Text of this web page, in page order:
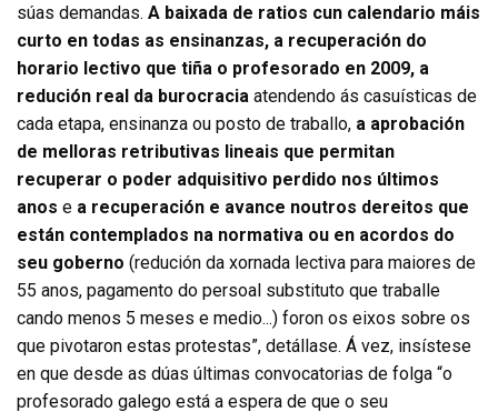
súas demandas. A baixada de ratios cun calendario máis
curto en todas as ensinanzas, a recuperación do
horario lectivo que tiña o profesorado en 2009, a
redución real da burocracia atendendo ás casuísticas de
cada etapa, ensinanza ou posto de traballo, a aprobación
de melloras retributivas lineais que permitan
recuperar o poder adquisitivo perdido nos últimos
anos e a recuperación e avance noutros dereitos que
están contemplados na normativa ou en acordos do
seu goberno (redución da xornada lectiva para maiores de
55 anos, pagamento do persoal substituto que traballe
cando menos 5 meses e medio...) foron os eixos sobre os
que pivotaron estas protestas”, detállase. Á vez, insístese
en que desde as dúas últimas convocatorias de folga “o
profesorado galego está a espera de que o seu